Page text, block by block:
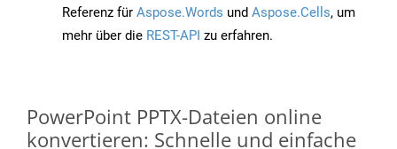
Referenz für Aspose.Words und Aspose.Cells, um
mehr über die REST-API zu erfahren.
PowerPoint PPTX-Dateien online
konvertieren: Schnelle und einfache